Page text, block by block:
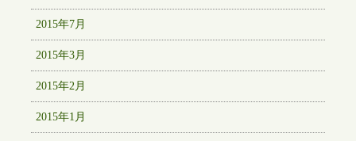
2015年7月
2015年3月
2015年2月
2015年1月